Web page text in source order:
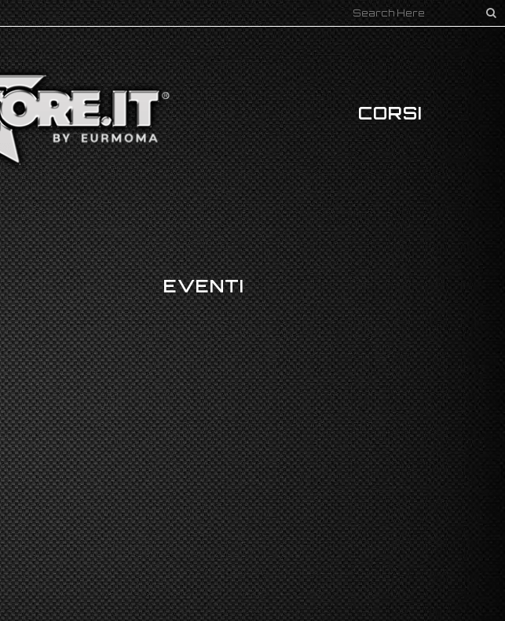
CORSI
EVENTI